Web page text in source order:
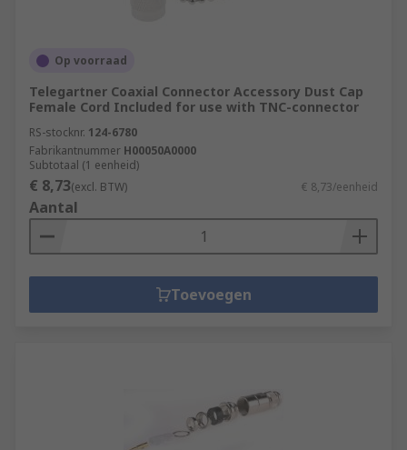
Op voorraad
Telegartner Coaxial Connector Accessory Dust Cap
Female Cord Included for use with TNC-connector
RS-stocknr. 124-6780
Fabrikantnummer H00050A0000
Subtotaal (1 eenheid)
€ 8,73(excl. BTW) € 8,73/eenheid
Aantal
Toevoegen